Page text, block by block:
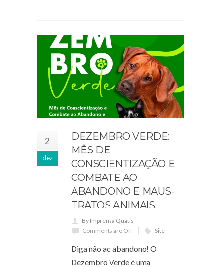
2
dez
DEZEMBRO VERDE:
MÊS DE
CONSCIENTIZAÇÃO E
COMBATE AO
ABANDONO E MAUS-
TRATOS ANIMAIS
By Imprensa Quatis
Comments are Off
Site
Diga não ao abandono! O
Dezembro Verde é uma